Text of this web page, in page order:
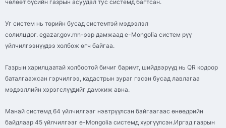
чөлөөт бүсийн газрын асуудал тус системд багтсан.
Уг систем нь төрийн бусад системтэй мэдээлэл
солилцдог. egazar.gov.mn-ээр дамжаад e-Mongolia систем рүү
үйлчилгээнүүдээ холбож өгч байгаа.
Газрын харилцаатай холбоотой бичиг баримт, шийдвэрүүд нь QR кодоор
баталгаажсан гэрчилгээ, кадастрын зураг гэсэн бусад лавлагаа
мэдээллийн хэрэгслүүдийг дамжиж авна.
Манай системд 64 үйлчилгээг нэвтрүүлсэн байгаагаас өнөөдрийн
байдлаар 45 үйлчилгээг e-Mongolia системд хүргүүлсэн.Иргэд газрын